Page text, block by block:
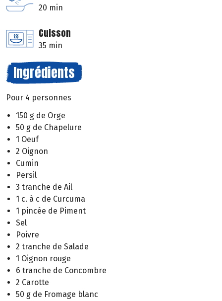
20 min
Cuisson
35 min
Ingrédients
Pour 4 personnes
150 g de Orge
50 g de Chapelure
1 Oeuf
2 Oignon
Cumin
Persil
3 tranche de Ail
1 c. à c de Curcuma
1 pincée de Piment
Sel
Poivre
2 tranche de Salade
1 Oignon rouge
6 tranche de Concombre
2 Carotte
50 g de Fromage blanc